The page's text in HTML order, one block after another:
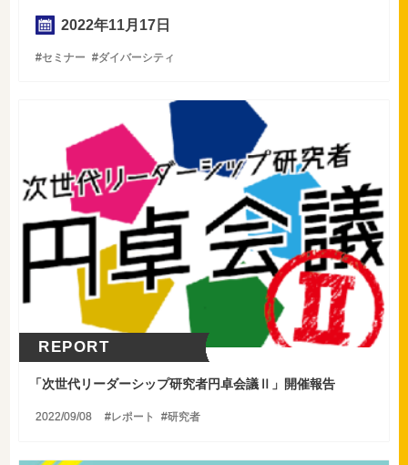
2022年11月 17日
セミナー ダイバーシティ
REPORT
「次世代リーダーシップ研究者円卓会議Ⅱ」開催報告
2022/09/08 レポート 研究者